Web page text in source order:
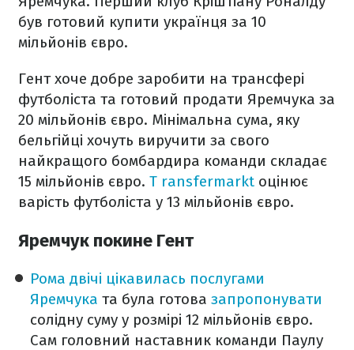
був готовий купити українця за 10
мільйонів євро.
Гент хоче добре заробити на трансфері
футболіста та готовий продати Яремчука за
20 мільйонів євро. Мінімальна сума, яку
бельгійці хочуть виручити за свого
найкращого бомбардира команди складає
15 мільйонів євро. T ransfermarkt оцінює
варість футболіста у 13 мільйонів євро.
Яремчук покине Гент
Рома двічі цікавилась послугами
Яремчука та була готова запропонувати
солідну суму у розмірі 12 мільйонів євро.
Сам головний наставник команди Паулу